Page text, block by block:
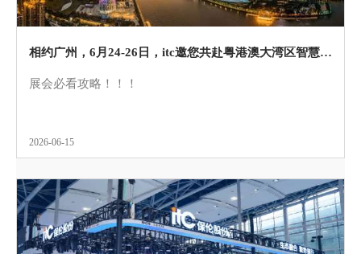
相约广州，6月24-26日，itc邀您共赴粤港澳大湾区智慧交通科技创新大会暨成果展！
展会必看攻略！！！
2026-06-15